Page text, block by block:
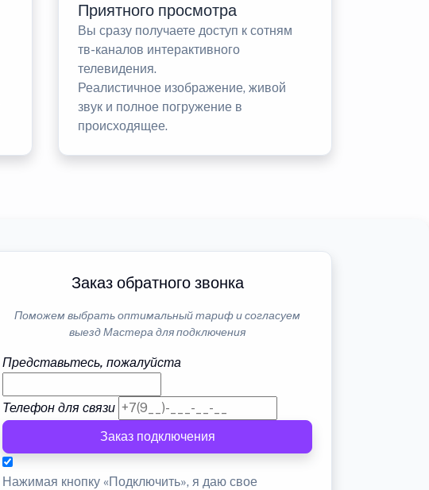
Приятного просмотра
Вы сразу получаете доступ к сотням
тв-каналов интерактивного
телевидения.
Реалистичное изображение, живой
звук и полное погружение в
происходящее.
Заказ обратного звонка
Поможем выбрать оптимальный тариф и согласуем
выезд Мастера для подключения
Представьтесь, пожалуйста
Телефон для связи
Заказ подключения
Нажимая кнопку «Подключить», я даю свое